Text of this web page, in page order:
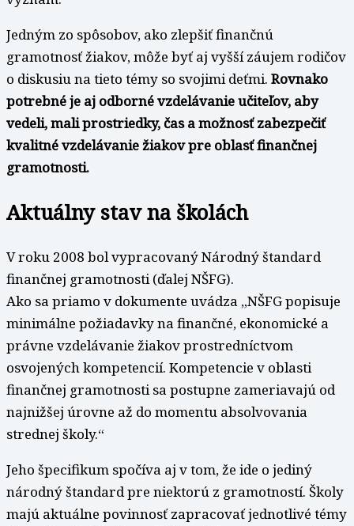
Jedným zo spôsobov, ako zlepšiť finančnú
gramotnosť žiakov, môže byť aj vyšší záujem rodičov
o diskusiu na tieto témy so svojimi deťmi. Rovnako
potrebné je aj odborné vzdelávanie učiteľov, aby
vedeli, mali prostriedky, čas a možnosť zabezpečiť
kvalitné vzdelávanie žiakov pre oblasť finančnej
gramotnosti.
Aktuálny stav na školách
V roku 2008 bol vypracovaný Národný štandard
finančnej gramotnosti (ďalej NŠFG).
Ako sa priamo v dokumente uvádza „NŠFG popisuje
minimálne požiadavky na finančné, ekonomické a
právne vzdelávanie žiakov prostredníctvom
osvojených kompetencií. Kompetencie v oblasti
finančnej gramotnosti sa postupne zameriavajú od
najnižšej úrovne až do momentu absolvovania
strednej školy.“
Jeho špecifikum spočíva aj v tom, že ide o jediný
národný štandard pre niektorú z gramotností. Školy
majú aktuálne povinnosť zapracovať jednotlivé témy